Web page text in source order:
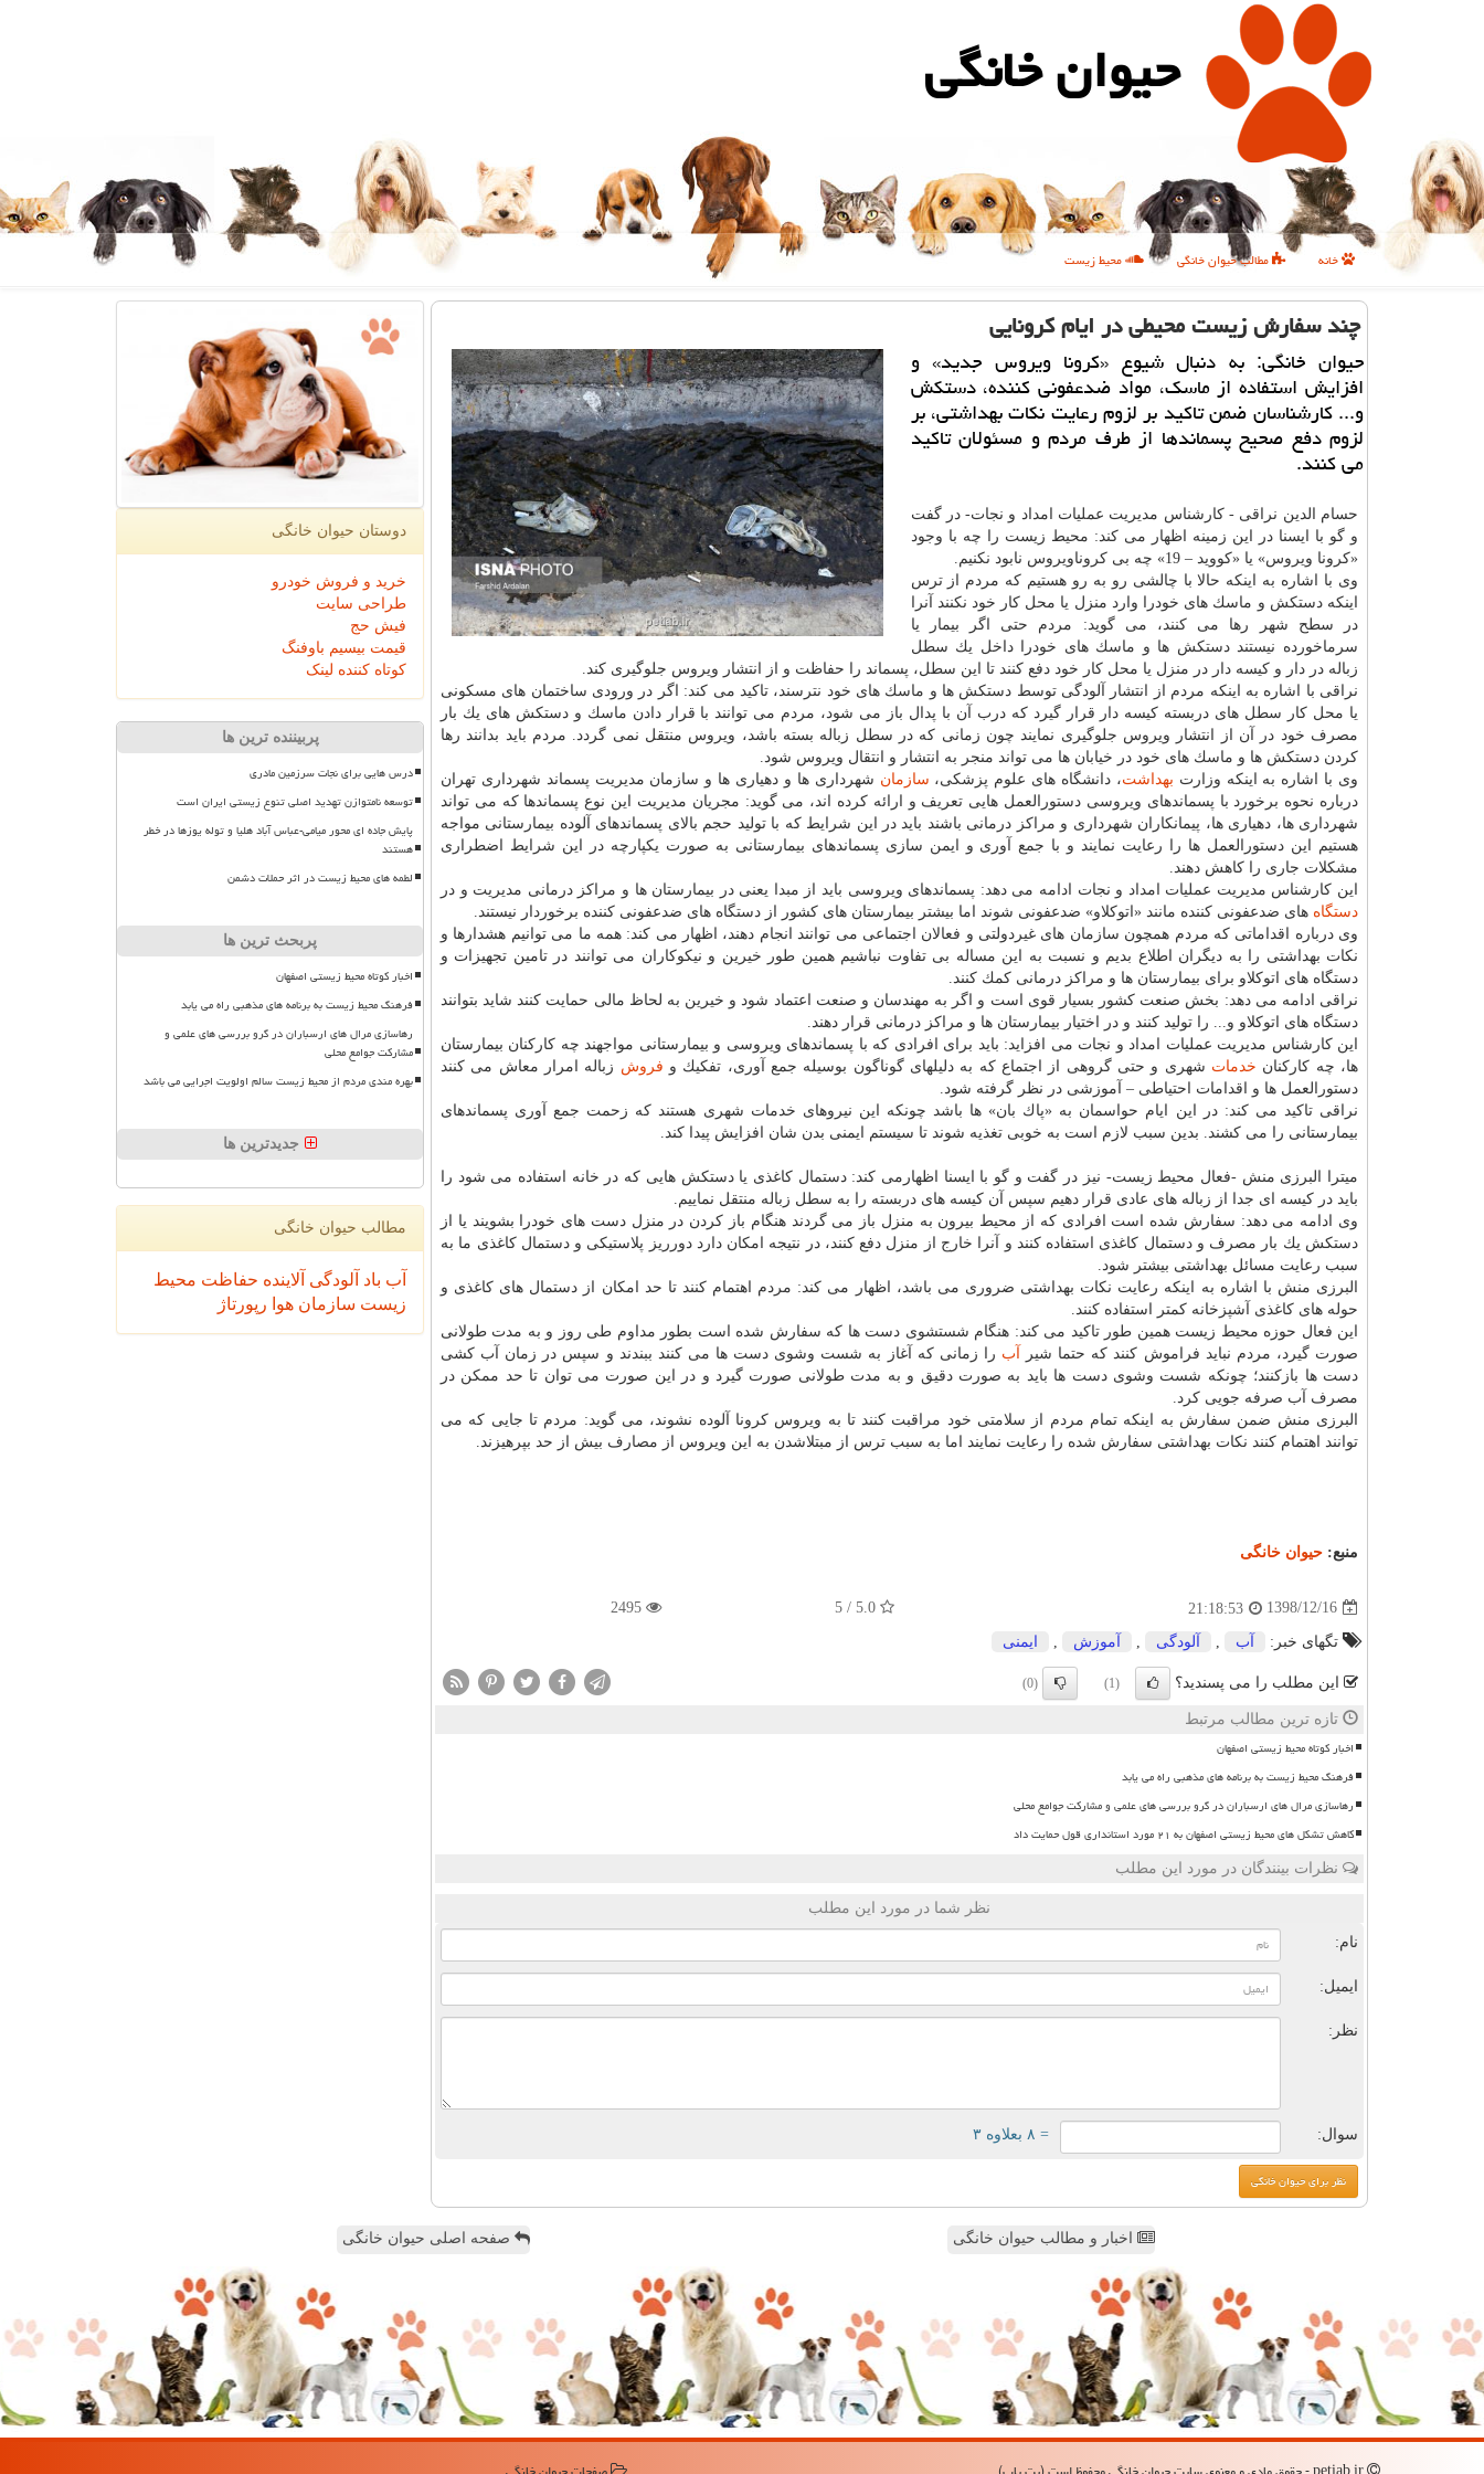
حیوان خانگی
خانه مطالب حیوان خانگی محیط زیست
چند سفارش زیست محیطی در ایام كرونایی
حیوان خانگی: به دنبال شیوع «كرونا ویروس جدید» و
افزایش استفاده از ماسك، مواد ضدعفونی كننده، دستكش
و... كارشناسان ضمن تاكید بر لزوم رعایت نكات بهداشتی، بر
لزوم دفع صحیح پسماندها از طرف مردم و مسئولان تاكید
می كنند.
حسام الدین نراقی - كارشناس مدیریت عملیات امداد و نجات- در گفت
و گو با ایسنا در این زمینه اظهار می كند: محیط زیست را چه با وجود
«كرونا ویروس» یا «كووید – 19» چه بی كروناویروس نابود نكنیم.
وی با اشاره به اینكه حالا با چالشی رو به رو هستیم كه مردم از ترس
اینكه دستكش و ماسك های خودرا وارد منزل یا محل كار خود نكنند آنرا
در سطح شهر رها می كنند، می گوید: مردم حتی اگر بیمار یا
سرماخورده نیستند دستكش ها و ماسك های خودرا داخل یك سطل
زباله در دار و كیسه دار در منزل یا محل كار خود دفع كنند تا این سطل، پسماند را حفاظت و از انتشار ویروس جلوگیری كند.
نراقی با اشاره به اینكه مردم از انتشار آلودگی توسط دستكش ها و ماسك های خود نترسند، تاكید می كند: اگر در ورودی ساختمان های مسكونی
یا محل كار سطل های دربسته كیسه دار قرار گیرد كه درب آن با پدال باز می شود، مردم می توانند با قرار دادن ماسك و دستكش های یك بار
مصرف خود در آن از انتشار ویروس جلوگیری نمایند چون زمانی كه در سطل زباله بسته باشد، ویروس منتقل نمی گردد. مردم باید بدانند رها
كردن دستكش ها و ماسك های خود در خیابان ها می تواند منجر به انتشار و انتقال ویروس شود.
وی با اشاره به اینكه وزارت بهداشت، دانشگاه های علوم پزشكی، سازمان شهرداری ها و دهیاری ها و سازمان مدیریت پسماند شهرداری تهران
درباره نحوه برخورد با پسماندهای ویروسی دستورالعمل هایی تعریف و ارائه كرده اند، می گوید: مجریان مدیریت این نوع پسماندها كه می تواند
شهرداری ها، دهیاری ها، پیمانكاران شهرداری و مراكز درمانی باشند باید در این شرایط كه با تولید حجم بالای پسماندهای آلوده بیمارستانی مواجه
هستیم این دستورالعمل ها را رعایت نمایند و با جمع آوری و ایمن سازی پسماندهای بیمارستانی به صورت یكپارچه در این شرایط اضطراری
مشكلات جاری را كاهش دهند.
این كارشناس مدیریت عملیات امداد و نجات ادامه می دهد: پسماندهای ویروسی باید از مبدا یعنی در بیمارستان ها و مراكز درمانی مدیریت و در
دستگاه های ضدعفونی كننده مانند «اتوكلاو» ضدعفونی شوند اما بیشتر بیمارستان های كشور از دستگاه های ضدعفونی كننده برخوردار نیستند.
وی درباره اقداماتی كه مردم همچون سازمان های غیردولتی و فعالان اجتماعی می توانند انجام دهند، اظهار می كند: همه ما می توانیم هشدارها و
نكات بهداشتی را به دیگران اطلاع بدیم و نسبت به این مساله بی تفاوت نباشیم همین طور خیرین و نیكوكاران می توانند در تامین تجهیزات و
دستگاه های اتوكلاو برای بیمارستان ها و مراكز درمانی كمك كنند.
نراقی ادامه می دهد: بخش صنعت كشور بسیار قوی است و اگر به مهندسان و صنعت اعتماد شود و خیرین به لحاظ مالی حمایت كنند شاید بتوانند
دستگاه های اتوكلاو و... را تولید كنند و در اختیار بیمارستان ها و مراكز درمانی قرار دهند.
این كارشناس مدیریت عملیات امداد و نجات می افزاید: باید برای افرادی كه با پسماندهای ویروسی و بیمارستانی مواجهند چه كاركنان بیمارستان
ها، چه كاركنان خدمات شهری و حتی گروهی از اجتماع كه به دلیلهای گوناگون بوسیله جمع آوری، تفكیك و فروش زباله امرار معاش می كنند
دستورالعمل ها و اقدامات احتیاطی – آموزشی در نظر گرفته شود.
نراقی تاكید می كند: در این ایام حواسمان به «پاك بان» ها باشد چونكه این نیروهای خدمات شهری هستند كه زحمت جمع آوری پسماندهای
بیمارستانی را می كشند. بدین سبب لازم است به خوبی تغذیه شوند تا سیستم ایمنی بدن شان افزایش پیدا كند.
میترا البرزی منش -فعال محیط زیست- نیز در گفت و گو با ایسنا اظهارمی كند: دستمال كاغذی یا دستكش هایی كه در خانه استفاده می شود را
باید در كیسه ای جدا از زباله های عادی قرار دهیم سپس آن كیسه های دربسته را به سطل زباله منتقل نماییم.
وی ادامه می دهد: سفارش شده است افرادی كه از محیط بیرون به منزل باز می گردند هنگام باز كردن در منزل دست های خودرا بشویند یا از
دستكش یك بار مصرف و دستمال كاغذی استفاده كنند و آنرا خارج از منزل دفع كنند، در نتیجه امكان دارد دورریز پلاستیكی و دستمال كاغذی ما به
سبب رعایت مسائل بهداشتی بیشتر شود.
البرزی منش با اشاره به اینكه رعایت نكات بهداشتی ضروری می باشد، اظهار می كند: مردم اهتمام كنند تا حد امكان از دستمال های كاغذی و
حوله های كاغذی آشپزخانه كمتر استفاده كنند.
این فعال حوزه محیط زیست همین طور تاكید می كند: هنگام شستشوی دست ها كه سفارش شده است بطور مداوم طی روز و به مدت طولانی
صورت گیرد، مردم نباید فراموش كنند كه حتما شیر
آب را زمانی كه آغاز به شست وشوی دست ها می كنند ببندند و سپس در زمان آب كشی
دست ها بازكنند؛ چونكه شست وشوی دست ها باید به صورت دقیق و به مدت طولانی صورت گیرد و در این صورت می توان تا حد ممكن در
مصرف آب صرفه جویی كرد.
البرزی منش ضمن سفارش به اینكه تمام مردم از سلامتی خود مراقبت كنند تا به ویروس كرونا آلوده نشوند، می گوید: مردم تا جایی كه می
توانند اهتمام كنند نكات بهداشتی سفارش شده را رعایت نمایند اما به سبب ترس از مبتلاشدن به این ویروس از مصارف بیش از حد بپرهیزند.
منبع: حیوان خانگی
1398/12/16
21:18:53
5.0 / 5
2495
تگهای خبر: آب آلودگی آموزش ایمنی
این مطلب را می پسندید؟ (1)
(0)
تازه ترین مطالب مرتبط
اخبار کوتاه محیط زیستی اصفهان
فرهنگ محیط زیست به برنامه های مذهبی راه می یابد
رهاسازی مرال های ارسباران در گرو بررسی های علمی و مشارکت جوامع محلی
کاهش تشکل های محیط زیستی اصفهان به ۲۱ مورد استانداری قول حمایت داد
نظرات بینندگان در مورد این مطلب
نظر شما در مورد این مطلب
نام:
ایمیل:
نظر:
سوال: = ۸ بعلاوه ۳
دوستان حیوان خانگی
خرید و فروش خودرو
طراحی سایت
فیش حج
قیمت بیسیم باوفنگ
کوتاه کننده لینک
پربیننده ترین ها
درس هایی برای نجات سرزمین مادری
توسعه نامتوازن تهدید اصلی تنوع زیستی ایران است
پایش جاده ای محور میامی-عباس آباد هلیا و توله یوزها در خطر
هستند
لطمه های محیط زیست در اثر حملات دشمن
پربحث ترین ها
اخبار کوتاه محیط زیستی اصفهان
فرهنگ محیط زیست به برنامه های مذهبی راه می یابد
رهاسازی مرال های ارسباران در گرو بررسی های علمی و
مشارکت جوامع محلی
بهره مندی مردم از محیط زیست سالم اولویت اجرایی می باشد
جدیدترین ها
مطالب حیوان خانگی
آب باد آلودگی آلاینده حفاظت محیط
زیست سازمان هوا رپورتاژ
اخبار و مطالب حیوان خانگی صفحه اصلی حیوان خانگی